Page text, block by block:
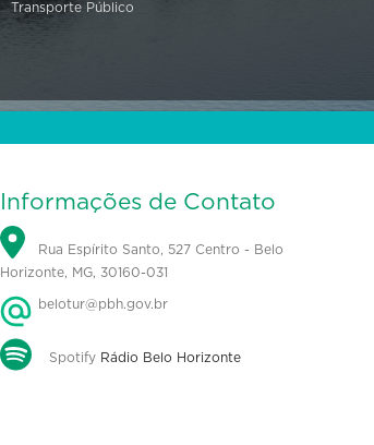
Transporte Público
Informações de Contato
Rua Espírito Santo, 527 Centro - Belo
Horizonte, MG, 30160-031
belotur@pbh.gov.br
Spotify Rádio Belo Horizonte